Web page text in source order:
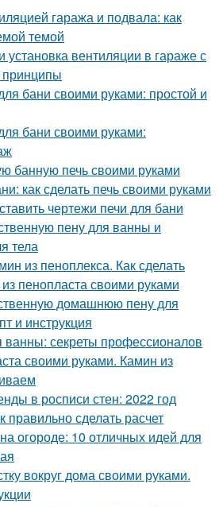
гаража и подвала: как
темой
установка вентиляции в гараже с
бани своими руками: простой и
бани своими руками:
банную печь своими руками
как сделать печь своими руками
чертежи печи для бани
пену для ванны и
тела
из пеноплекса. Как сделать
пенопласта своими руками
домашнюю пену для
и инструкция
ванны: секреты профессионалов
своими руками. Камин из
в росписи стен: 2022 год
правильно сделать расчет
огороде: 10 отличных идей для
вокруг дома своими руками.